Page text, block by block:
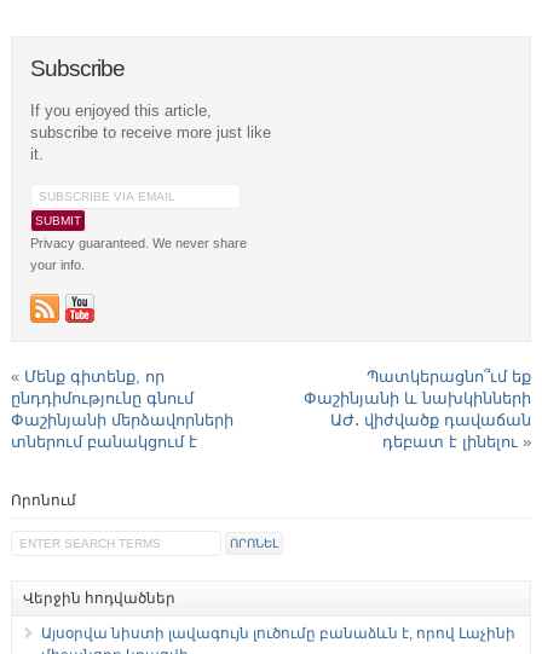
Subscribe
If you enjoyed this article,
subscribe to receive more just like
it.
Privacy guaranteed. We never share
your info.
« Մենք գիտենք, որ
ընդդիմությունը գնում
Փաշինյանի մերձավորների
տներում բանակցում է
Պատկերացնո՞ւմ եք
Փաշինյանի և նախկինների
ԱԺ․ վիժվածք դավաճան
դեբատ է լինելու »
Որոնում
Վերջին հոդվածներ
Այսօրվա նիստի լավագույն լուծումը բանաձևն է, որով Լաչինի